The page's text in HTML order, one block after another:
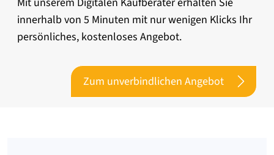
innerhalb von 5 Minuten mit nur wenigen Klicks Ihr
persönliches, kostenloses Angebot.
Zum unverbindlichen Angebot